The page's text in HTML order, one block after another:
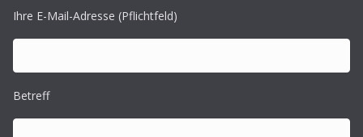
Ihre E-Mail-Adresse (Pflichtfeld)
Betreff